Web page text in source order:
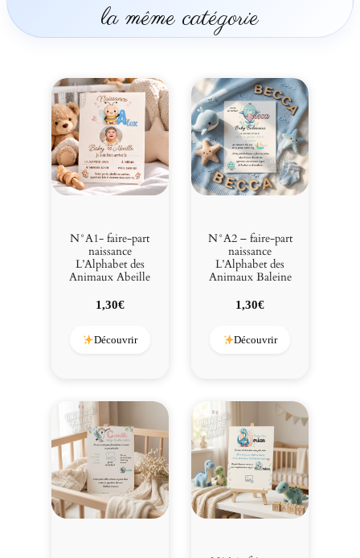
la même catégorie
N°A1- faire-part
naissance
L’Alphabet des
Animaux Abeille
1,30€
Découvrir
N°A2 – faire-part
naissance
L’Alphabet des
Animaux Baleine
1,30€
Découvrir